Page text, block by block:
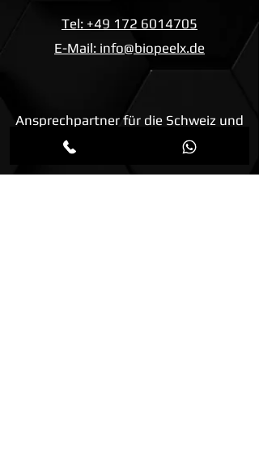
Tel: +49 172 6014705
E-Mail: info@biopeelx.de
Ansprechpartner für die Schweiz und